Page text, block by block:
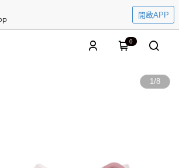
開啟APP
0
1/8